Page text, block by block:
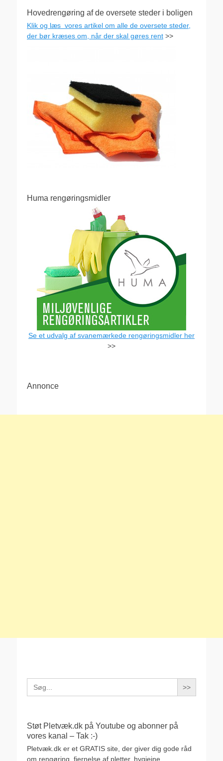
Hovedrengøring af de oversete steder i boligen
Klik og læs vores artikel om alle de oversete steder,
der bør kræses om, når der skal gøres rent >>
Huma rengøringsmidler
Se et udvalg af svanemærkede rengøringsmidler her
>>
Annonce
Search
for:
Støt Pletvæk.dk på Youtube og abonner på
vores kanal – Tak :-)
Pletvæk.dk er et GRATIS site, der giver dig gode råd
om rengøring, fjernelse af pletter, hygiejne,